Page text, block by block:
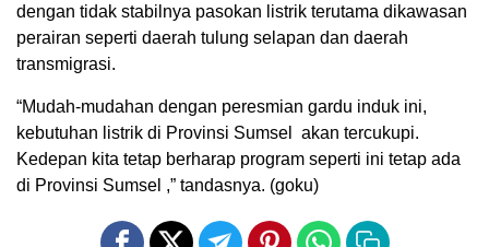
dengan tidak stabilnya pasokan listrik terutama dikawasan
perairan seperti daerah tulung selapan dan daerah
transmigrasi.
“Mudah-mudahan dengan peresmian gardu induk ini,
kebutuhan listrik di Provinsi Sumsel akan tercukupi.
Kedepan kita tetap berharap program seperti ini tetap ada
di Provinsi Sumsel ,” tandasnya. (goku)